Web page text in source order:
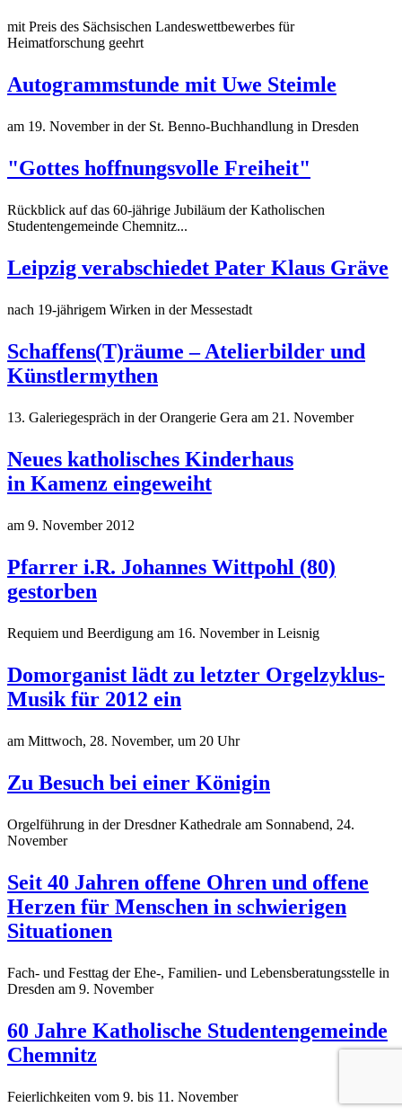
mit Preis des Sächsischen Landeswettbewerbes für
Heimatforschung geehrt
Autogrammstunde mit Uwe Steimle
am 19. November in der St. Benno-Buchhandlung in Dresden
"Gottes hoffnungsvolle Freiheit"
Rückblick auf das 60-jährige Jubiläum der Katholischen
Studentengemeinde Chemnitz...
Leipzig verabschiedet Pater Klaus Gräve
nach 19-jährigem Wirken in der Messestadt
Schaffens(T)räume – Atelierbilder und
Künstlermythen
13. Galeriegespräch in der Orangerie Gera am 21. November
Neues katholisches Kinderhaus
in Kamenz eingeweiht
am 9. November 2012
Pfarrer i.R. Johannes Wittpohl (80)
gestorben
Requiem und Beerdigung am 16. November in Leisnig
Domorganist lädt zu letzter Orgelzyklus-
Musik für 2012 ein
am Mittwoch, 28. November, um 20 Uhr
Zu Besuch bei einer Königin
Orgelführung in der Dresdner Kathedrale am Sonnabend, 24.
November
Seit 40 Jahren offene Ohren und offene
Herzen für Menschen in schwierigen
Situationen
Fach- und Festtag der Ehe-, Familien- und Lebensberatungsstelle in
Dresden am 9. November
60 Jahre Katholische Studentengemeinde
Chemnitz
Feierlichkeiten vom 9. bis 11. November